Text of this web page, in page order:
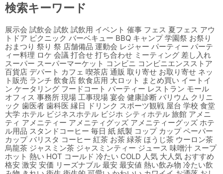
検索キーワード
展示会 試飲会 試飲 試飲用 イベント 催事 フェス 夏フェス アウ
トドア ピクニック バーベキュー BBQ キャンプ 学園祭 お祭り
おまつり 祭り 祭 店舗備品 運動会 レジャー パーティー パーテ
ィー料理 ロケ 会議 打合せ 打ち合わせ ミーティング 差し入れ
スーパー スーパーマーケット コンビニ コンビニエンスストア
百貨店 デパート カフェ 喫茶店 通販 取り寄せ お取り寄せ ネッ
ト販売 ランチ 飲食店 飲食店用 大ロット まとめ買い イートイ
ン ケータリング フードコート パーティー レストラン モール
オフィス 事務所 現場 工事現場 宴会 健康診断 バリウム クリニ
ック 歯医者 歯科医 縁日 ドリンク スポーツ観戦 屋台 学校 食堂
大学 ホテル ビジネスホテル ビジホ シティホテル 旅館 アメニ
ティ アメニティー アメニティグッズ アメニティーグッズ ホテ
ル用品 スタンドコーヒー 毎日 紙 紙製 コップ カップ ペーパー
カップ バリスタ コーヒー 紅茶 お茶 緑茶 ほうじ茶 ウーロン茶
烏龍茶 ジャスミン茶 ジャスミンティー ジュース 味噌汁 スープ
ホット 熱い HOT コールド 冷たい COLD 人気 大人気 おすすめ
格安 激安 安価 リーズナブル 最安 最安値 熱い飲み物 冷たい飲